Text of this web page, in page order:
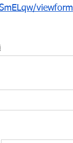
viewform